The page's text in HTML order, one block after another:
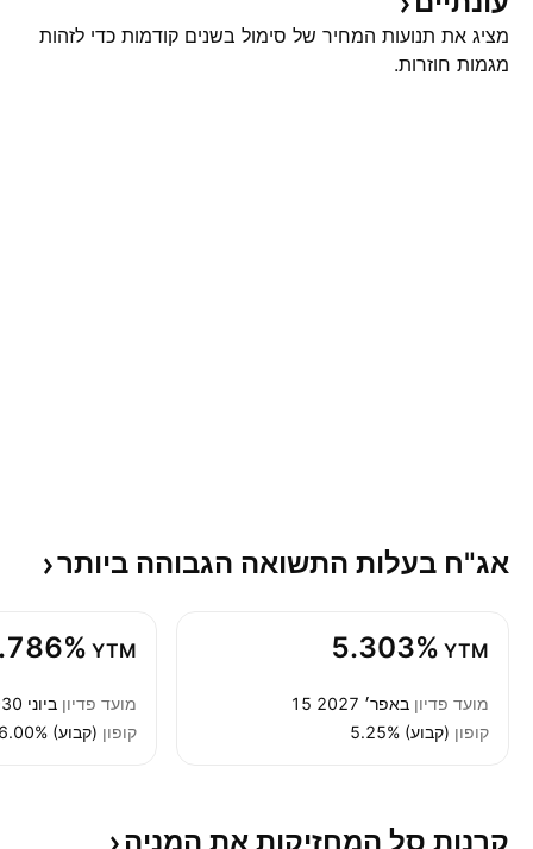
מציג את תנועות המחיר של סימול בשנים קודמות כדי לזהות
מגמות חוזרות.
אג"ח בעלות התשואה הגבוהה ביותר
5.303% YTM
מועד פדיון 15 באפר׳ 2027
קופון 5.25% (קבוע)
YTM
מועד פדיון 15 ביוני 2030
קופון 6.00% (קבוע)
קרנות סל המחזיקות את המניה